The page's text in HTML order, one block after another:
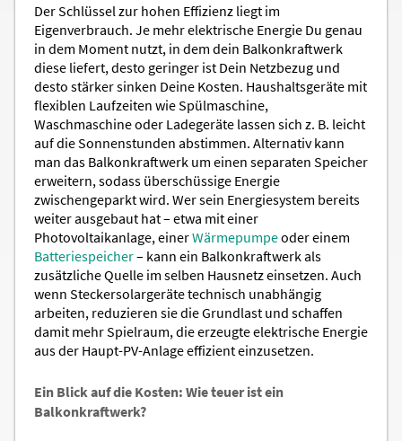
Der Schlüssel zur hohen Effizienz liegt im
Eigenverbrauch. Je mehr elektrische Energie Du genau
in dem Moment nutzt, in dem dein Balkonkraftwerk
diese liefert, desto geringer ist Dein Netzbezug und
desto stärker sinken Deine Kosten. Haushaltsgeräte mit
flexiblen Laufzeiten wie Spülmaschine,
Waschmaschine oder Ladegeräte lassen sich z. B. leicht
auf die Sonnenstunden abstimmen. Alternativ kann
man das Balkonkraftwerk um einen separaten Speicher
erweitern, sodass überschüssige Energie
zwischengeparkt wird. Wer sein Energiesystem bereits
weiter ausgebaut hat – etwa mit einer
Photovoltaikanlage, einerWärmepumpeoder einem
Batteriespeicher– kann ein Balkonkraftwerk als
zusätzliche Quelle im selben Hausnetz einsetzen. Auch
wenn Steckersolargeräte technisch unabhängig
arbeiten, reduzieren sie die Grundlast und schaffen
damit mehr Spielraum, die erzeugte elektrische Energie
aus der Haupt-PV-Anlage effizient einzusetzen.
Ein Blick auf die Kosten: Wie teuer ist ein
Balkonkraftwerk?